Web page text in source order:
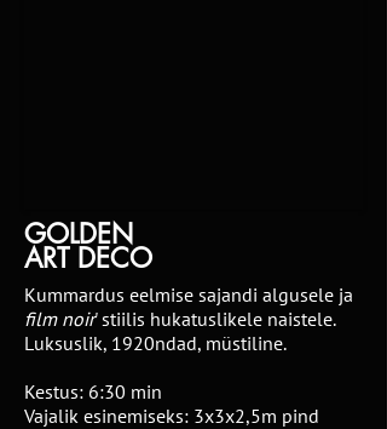
GOLDEN
ART DECO
Kummardus eelmise sajandi algusele ja
film noir' stiilis hukatuslikele naistele.
Luksuslik, 1920ndad, müstiline.
Kestus: 6:30 min
Vajalik esinemiseks: 3x3x2,5m pind